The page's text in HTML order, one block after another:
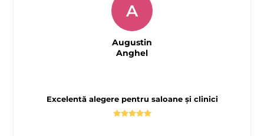
Excelentă alegere pentru saloane și clinici
A
Augustin
Anghel